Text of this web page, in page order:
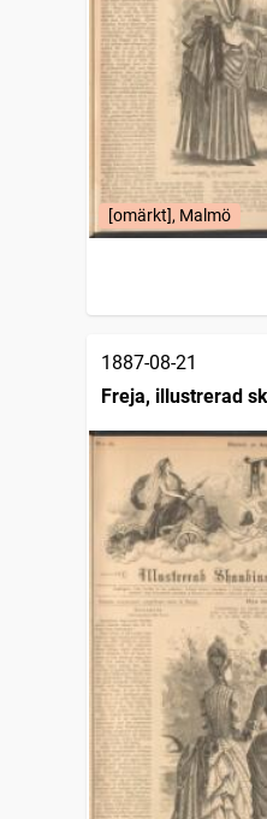
[omärkt], Malmö
1887-08-21
Freja, illustrerad